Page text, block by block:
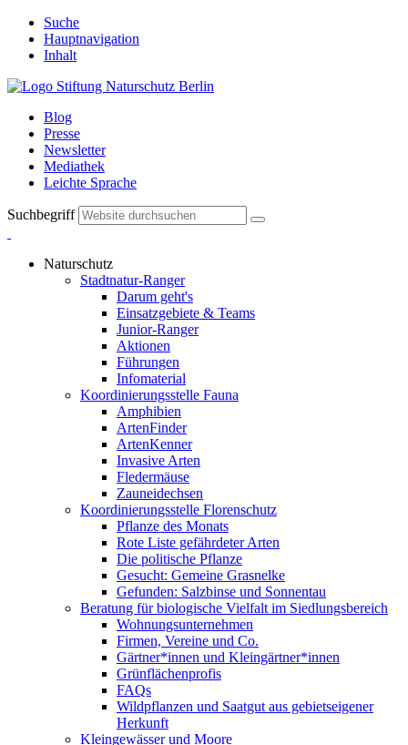
Suche
Hauptnavigation
Inhalt
Blog
Presse
Newsletter
Mediathek
Leichte Sprache
Suchbegriff
Naturschutz
Stadtnatur-Ranger
Darum geht's
Einsatzgebiete & Teams
Junior-Ranger
Aktionen
Führungen
Infomaterial
Koordinierungsstelle Fauna
Amphibien
ArtenFinder
ArtenKenner
Invasive Arten
Fledermäuse
Zauneidechsen
Koordinierungsstelle Florenschutz
Pflanze des Monats
Rote Liste gefährdeter Arten
Die politische Pflanze
Gesucht: Gemeine Grasnelke
Gefunden: Salzbinse und Sonnentau
Beratung für biologische Vielfalt im Siedlungsbereich
Wohnungsunternehmen
Firmen, Vereine und Co.
Gärtner*innen und Kleingärtner*innen
Grünflächenprofis
FAQs
Wildpflanzen und Saatgut aus gebietseigener
Herkunft
Kleingewässer und Moore